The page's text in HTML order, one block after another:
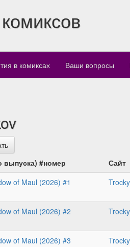
в комиксах Ваши вопросы
выпуска) #номер
Сайт
of Maul (2026) #1
of Maul (2026) #2
of Maul (2026) #3